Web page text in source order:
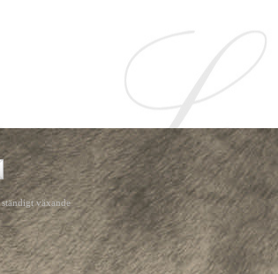
växande